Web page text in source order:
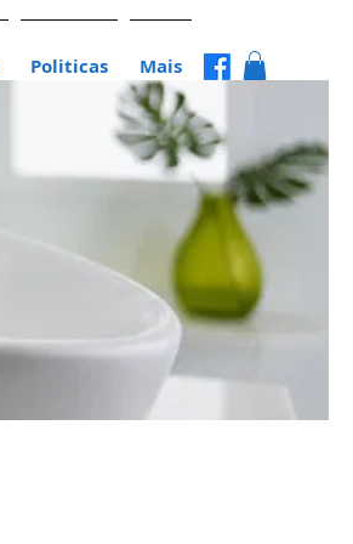
Politicas Mais